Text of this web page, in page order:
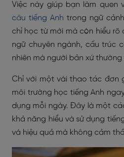
Việc này giúp bạn làm quen
câu tiếng Anh trong ngữ
chỉ học từ mới mà còn hiểu
ngữ chuyên ngành, cấu trúc
nhiên mà người bản xứ thường
Chỉ với một vài thao tác đơn
môi trường học tiếng Anh
dụng mỗi ngày. Đây là một
khả năng hiểu và sử dụng
và hiệu quả mà không cảm